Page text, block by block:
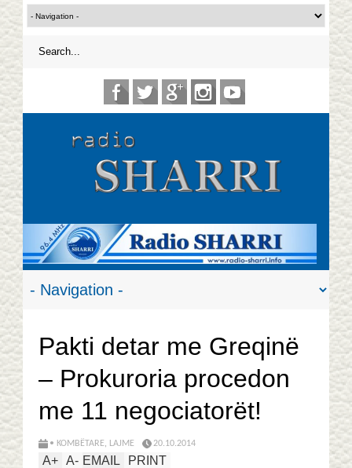
Pakti detar me Greqinë
– Prokuroria procedon
me 11 negociatorët!
• KOMBËTARE, LAJME 20.10.2014
A+ A- EMAIL PRINT